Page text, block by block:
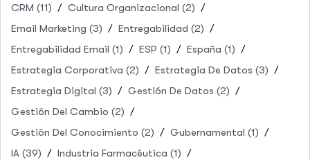
CRM (11) Cultura Organizacional (2)
Email Marketing (3) Entregabilidad (2)
Entregabilidad Email (1) ESP (1) España (1)
Estrategia Corporativa (2) Estrategia De Datos (3)
Estrategia Digital (3) Gestión De Datos (2)
Gestión Del Cambio (2)
Gestión Del Conocimiento (2) Gubernamental (1)
IA (39) Industria Farmacéutica (1)